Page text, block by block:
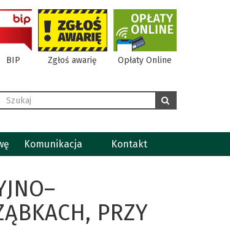
BIP Zgłoś awarię Opłaty Online
Wyszukaj szukaj
Komunikacja Kontakt
PRZY